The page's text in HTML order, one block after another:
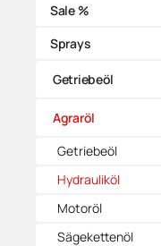
Sale %
Sprays
Getriebeöl
Agraröl
Getriebeöl
Hydrauliköl
Motoröl
Sägekettenöl